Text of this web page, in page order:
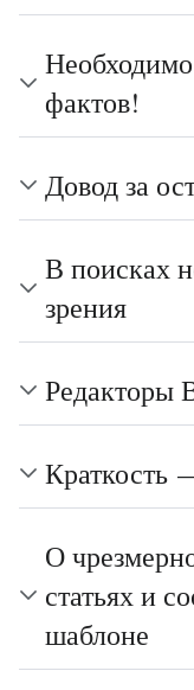
фактов!
Довод за
В поисках
зрения
Редакторы
Краткость
О
статьях и
шаблоне